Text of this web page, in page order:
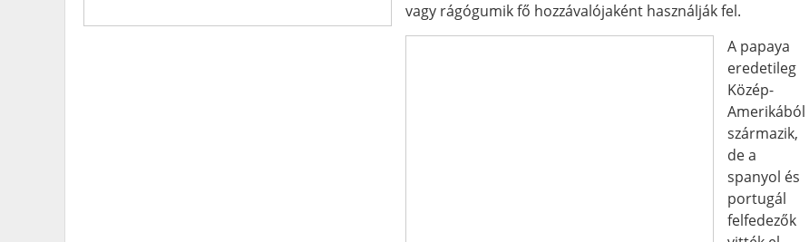
vagy rágógumik fő hozzávalójaként használják fel.
A papaya
eredetileg
Közép-
Amerikából
származik,
de a
spanyol és
portugál
felfedezők